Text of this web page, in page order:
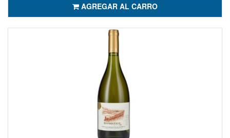
AGREGAR AL CARRO